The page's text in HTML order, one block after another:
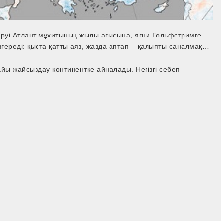
Атлант мұхитының жылы ағысына, яғни Гольфстримге
қыста қатты аяз, жазда аптап – қалыпты саналмақ…
жайсыздау континентке айналады. Негізгі себеп –